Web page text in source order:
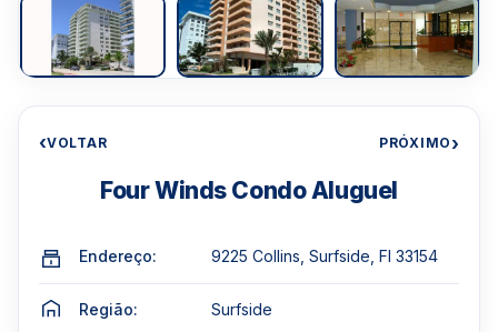
‹VOLTAR PRÓXIMO›
Four Winds Condo Aluguel
Endereço: 9225 Collins, Surfside, Fl 33154
Região: Surfside